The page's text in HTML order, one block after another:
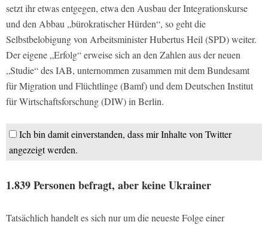
setzt ihr etwas entgegen, etwa den Ausbau der Integrationskurse
und den Abbau „bürokratischer Hürden“, so geht die
Selbstbelobigung von Arbeitsminister Hubertus Heil (SPD) weiter.
Der eigene „Erfolg“ erweise sich an den Zahlen aus der neuen
„Studie“ des IAB, unternommen zusammen mit dem Bundesamt
für Migration und Flüchtlinge (Bamf) und dem Deutschen Institut
für Wirtschaftsforschung (DIW) in Berlin.
Ich bin damit einverstanden, dass mir Inhalte von Twitter
angezeigt werden.
1.839 Personen befragt, aber keine Ukrainer
Tatsächlich handelt es sich nur um die neueste Folge einer